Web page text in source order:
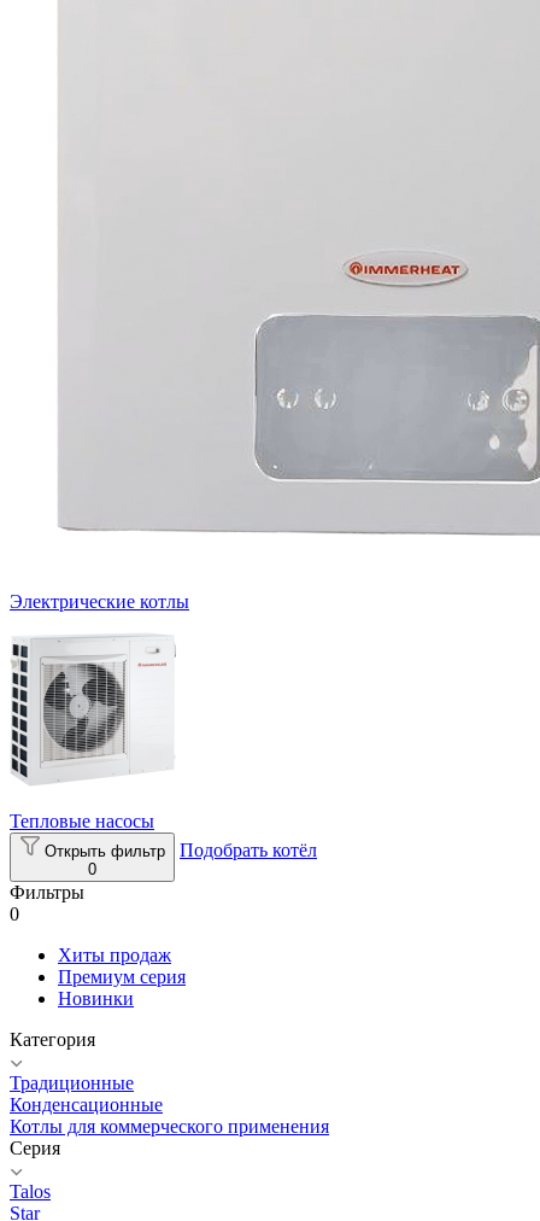
Электрические котлы
Тепловые насосы
Открыть фильтр
0
Подобрать котёл
Фильтры
0
Хиты продаж
Премиум серия
Новинки
Категория
Традиционные
Конденсационные
Котлы для коммерческого применения
Серия
Talos
Star